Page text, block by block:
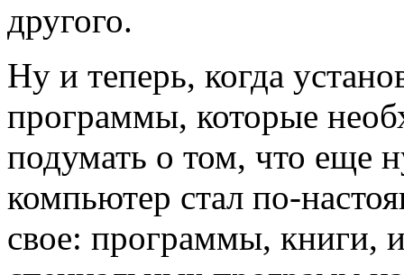
другого.
Ну и теперь, когда
программы, которые
подумать о том, что еще
компьютер стал по-
свое: программы, книги,